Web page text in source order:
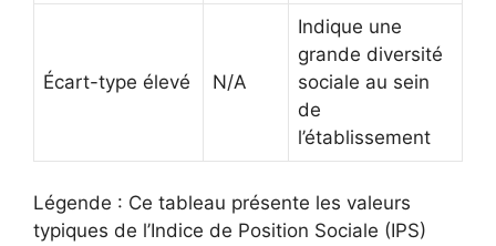
Écart-type élevé N/A
Indique une
grande diversité
sociale au sein
de
l’établissement
Légende : Ce tableau présente les valeurs
typiques de l’Indice de Position Sociale (IPS)